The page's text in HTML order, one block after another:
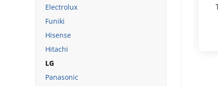
Electrolux
Funiki
Hisense
Hitachi
LG
Panasonic
Tủ lạnh LG Inverter
39.900.000
33.590.000₫Giá
hiện
tại